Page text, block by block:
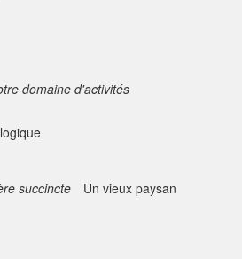
domaine d'activités
succincte Un vieux paysan